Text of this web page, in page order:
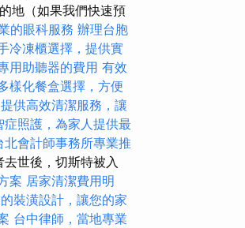
地（如果我們快速預
的眼科服務 辦理台胞
冷凍櫃選擇，提供實
用助聽器的費用 有效
樣化餐盒選擇，方便
提供高效清潔服務，讓
症照護，為家人提供最
北會計師事務所專業推
世後，切斯特被入
案 居家清潔費用明
裝潢設計，讓您的家
台中律師，當地專業